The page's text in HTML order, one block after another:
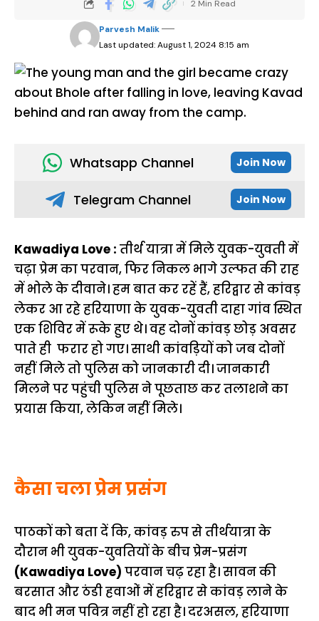
Last updated: August 1, 2024 8:15 am
Parvesh Malik
2 Min Read
Whatsapp Channel Join Now
Telegram Channel Join Now
Kawadiya Love : तीर्थ यात्रा में मिले युवक-युवती में
चढ़ा प्रेम का परवान, फिर निकल भागे उल्फत की राह
में भोले के दीवाने। हम बात कर रहें हैं, हरिद्वार से कांवड़
लेकर आ रहे हरियाणा के युवक-युवती दाहा गांव स्थित
एक शिविर में रूके हुए थे। वह दोनों कांवड़ छोड़ अवसर
पाते ही फरार हो गए। साथी कांवड़ियों को जब दोनों
नहीं मिले तो पुलिस को जानकारी दी। जानकारी
मिलने पर पहुंची पुलिस ने पूछताछ कर तलाशने का
प्रयास किया, लेकिन नहीं मिले।
कैसा चला प्रेम प्रसंग
पाठकों को बता दें कि, कांवड़ रुप से तीर्थयात्रा के
दौरान भी युवक-युवतियों के बीच प्रेम-प्रसंग
(Kawadiya Love) परवान चढ़ रहा है। सावन की
बरसात और ठंडी हवाओं में हरिद्वार से कांवड़ लाने के
बाद भी मन पवित्र नहीं हो रहा है। दरअसल, हरियाणा